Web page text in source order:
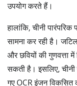
उपयोग करते हैं।
हालांकि, चीनी
सामना कर रही है।
और छवियों की गुणवत्ता
सकती है। इसलिए, चीनी
गए OCR इंजन विकसित